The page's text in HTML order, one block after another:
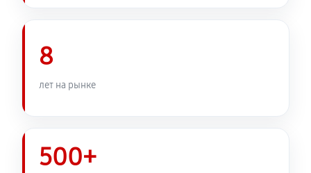
8
лет на рынке
500+